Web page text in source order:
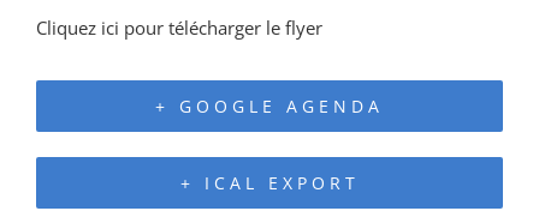
Cliquez ici pour télécharger le flyer
+ GOOGLE AGENDA
+ ICAL EXPORT